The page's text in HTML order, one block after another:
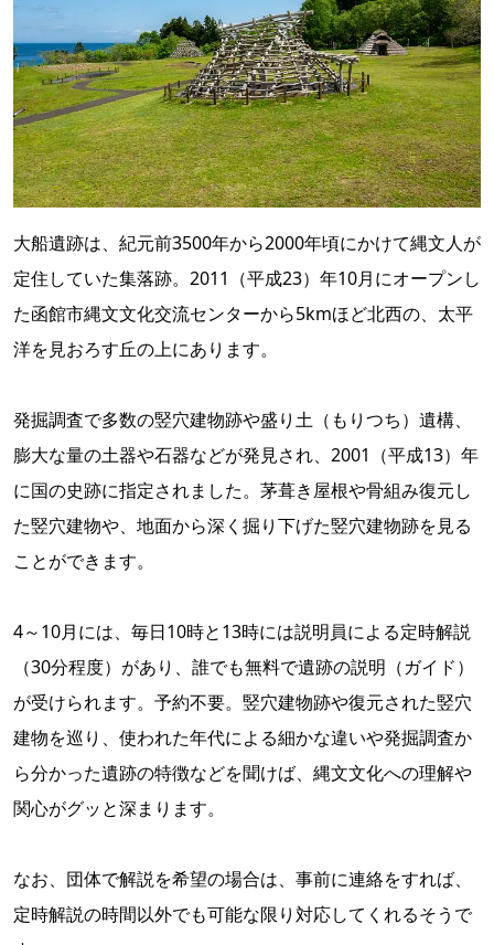
大船遺跡は、紀元前3500年から2000年頃にかけて縄文人が
定住していた集落跡。2011（平成23）年10月にオープンし
た函館市縄文文化交流センターから5kmほど北西の、太平
洋を見おろす丘の上にあります。
発掘調査で多数の竪穴建物跡や盛り土（もりつち）遺構、
膨大な量の土器や石器などが発見され、2001（平成13）年
に国の史跡に指定されました。茅葺き屋根や骨組み復元し
た竪穴建物や、地面から深く掘り下げた竪穴建物跡を見る
ことができます。
4～10月には、毎日10時と13時には説明員による定時解説
（30分程度）があり、誰でも無料で遺跡の説明（ガイド）
が受けられます。予約不要。竪穴建物跡や復元された竪穴
建物を巡り、使われた年代による細かな違いや発掘調査か
ら分かった遺跡の特徴などを聞けば、縄文文化への理解や
関心がグッと深まります。
なお、団体で解説を希望の場合は、事前に連絡をすれば、
定時解説の時間以外でも可能な限り対応してくれるそうで